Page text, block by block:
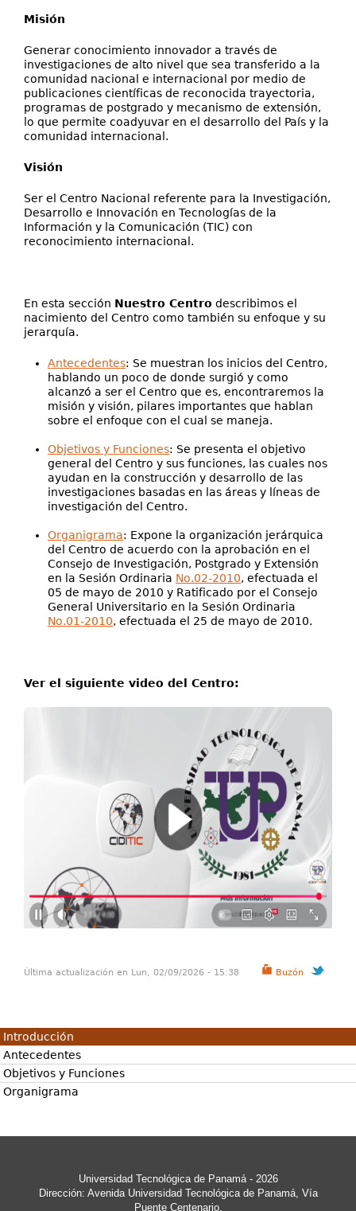
Misión
Generar conocimiento innovador a través de
investigaciones de alto nivel que sea transferido a la
comunidad nacional e internacional por medio de
publicaciones científicas de reconocida trayectoria,
programas de postgrado y mecanismo de extensión,
lo que permite coadyuvar en el desarrollo del País y la
comunidad internacional.
Visión
Ser el Centro Nacional referente para la Investigación,
Desarrollo e Innovación en Tecnologías de la
Información y la Comunicación (TIC) con
reconocimiento internacional.
En esta sección Nuestro Centro describimos el
nacimiento del Centro como también su enfoque y su
jerarquía.
Antecedentes: Se muestran los inicios del Centro,
hablando un poco de donde surgió y como
alcanzó a ser el Centro que es, encontraremos la
misión y visión, pilares importantes que hablan
sobre el enfoque con el cual se maneja.
Objetivos y Funciones: Se presenta el objetivo
general del Centro y sus funciones, las cuales nos
ayudan en la construcción y desarrollo de las
investigaciones basadas en las áreas y líneas de
investigación del Centro.
Organigrama: Expone la organización jerárquica
del Centro de acuerdo con la aprobación en el
Consejo de Investigación, Postgrado y Extensión
en la Sesión Ordinaria No.02-2010, efectuada el
05 de mayo de 2010 y Ratificado por el Consejo
General Universitario en la Sesión Ordinaria
No.01-2010, efectuada el 25 de mayo de 2010.
Ver el siguiente video del Centro:
Buzón
Última actualización en Lun, 02/09/2026 - 15:38
Introducción
Antecedentes
Objetivos y Funciones
Organigrama
Universidad Tecnológica de Panamá - 2026
Dirección: Avenida Universidad Tecnológica de Panamá, Vía
Puente Centenario,